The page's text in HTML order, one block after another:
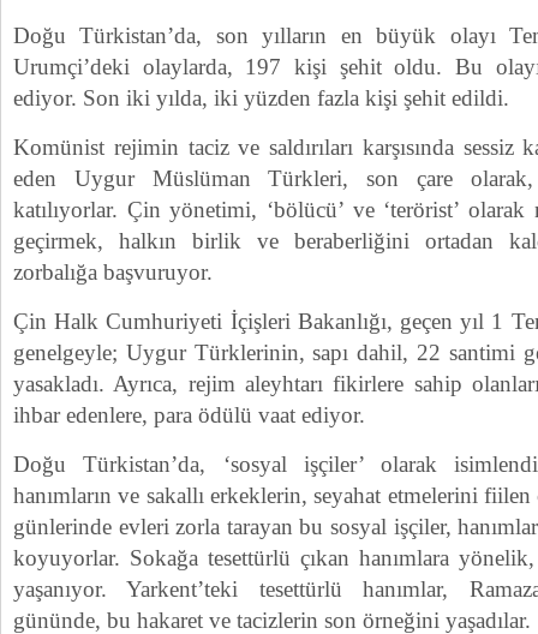
Doğu Türkistan’da, son yılların en büyük olayı
Urumçi’deki olaylarda, 197 kişi şehit oldu. Bu
ediyor. Son iki yılda, iki yüzden fazla kişi şehit edildi.
Komünist rejimin taciz ve saldırıları karşısında sessiz
eden Uygur Müslüman Türkleri, son çare
katılıyorlar. Çin yönetimi, ‘bölücü’ ve ‘terörist’
geçirmek, halkın birlik ve beraberliğini ortadan
zorbalığa başvuruyor.
Çin Halk Cumhuriyeti İçişleri Bakanlığı, geçen yıl 1
genelgeyle; Uygur Türklerinin, sapı dahil, 22 santimi
yasakladı. Ayrıca, rejim aleyhtarı fikirlere sahip
ihbar edenlere, para ödülü vaat ediyor.
Doğu Türkistan’da, ‘sosyal işçiler’ olarak
hanımların ve sakallı erkeklerin, seyahat etmelerini
günlerinde evleri zorla tarayan bu sosyal işçiler,
koyuyorlar. Sokağa tesettürlü çıkan hanımlara
yaşanıyor. Yarkent’teki tesettürlü hanımlar,
gününde, bu hakaret ve tacizlerin son örneğini yaşadılar.